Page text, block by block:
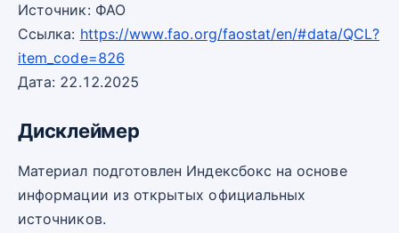
Источник: ФАО
Ссылка: https://www.fao.org/faostat/en/#data/QCL?
item_code=826
Дата: 22.12.2025
Дисклеймер
Материал подготовлен Индексбокс на основе
информации из открытых официальных
источников.